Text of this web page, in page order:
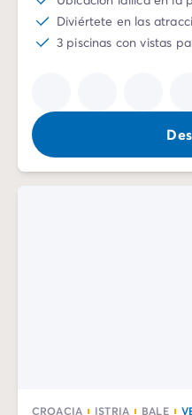
Diviértete en las
3 piscinas con vistas
CROACIA ISTRIA BALE